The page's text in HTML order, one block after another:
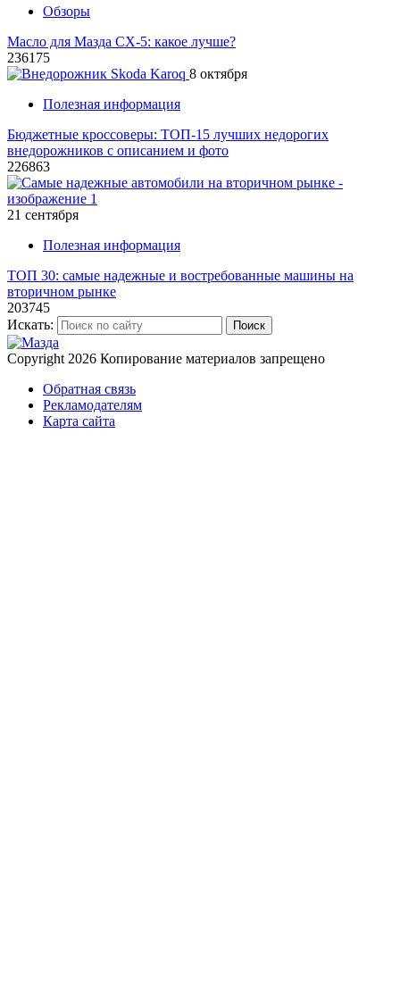
Обзоры
Масло для Мазда СХ-5: какое лучше?
236175
8 октября
Полезная информация
Бюджетные кроссоверы: ТОП-15 лучших недорогих
внедорожников с описанием и фото
226863
21 сентября
Полезная информация
ТОП 30: самые надежные и востребованные машины на
вторичном рынке
203745
Искать:
Поиск
Copyright 2026 Копирование материалов запрещено
Обратная связь
Рекламодателям
Карта сайта